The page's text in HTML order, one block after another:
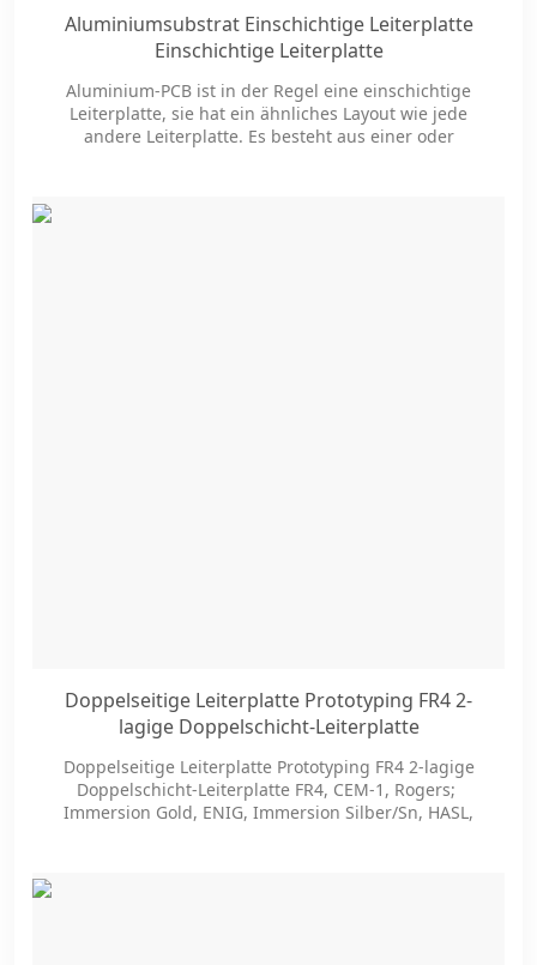
Aluminiumsubstrat Einschichtige Leiterplatte
Einschichtige Leiterplatte
Aluminium-PCB ist in der Regel eine einschichtige
Leiterplatte, sie hat ein ähnliches Layout wie jede
andere Leiterplatte. Es besteht aus einer oder
Doppelseitige Leiterplatte Prototyping FR4 2-
lagige Doppelschicht-Leiterplatte
Doppelseitige Leiterplatte Prototyping FR4 2-lagige
Doppelschicht-Leiterplatte FR4, CEM-1, Rogers;
Immersion Gold, ENIG, Immersion Silber/Sn, HASL,